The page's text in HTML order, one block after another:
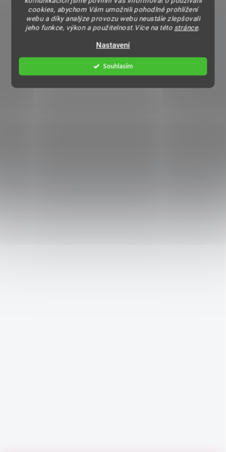
cookies, abychom Vám umožnili pohodlné prohlížení
webu a díky analýze provozu webu neustále zlepšovali
jeho funkce, výkon a použitelnost.Více na této stránce.
Nastavení
Souhlasím